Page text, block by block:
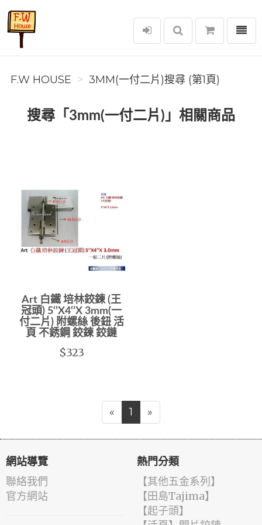
F.W House
選單
F.W HOUSE 3MM(一付二片)搜尋 (第1頁)
搜尋「3mm(一付二片)」相關商品
Art 白鐵 培林鉸鍊 (王
冠頭) 5‘’X4‘’X 3mm(一
付二片) 附螺絲 後鈕 活
頁 不銹鋼 鉸鍊 鉸鏈
$323
« 1 »
網站導覽
聯絡我們
官方網站
熱門分類
【其他五金系列】
【田島Tajima】
【起子頭】